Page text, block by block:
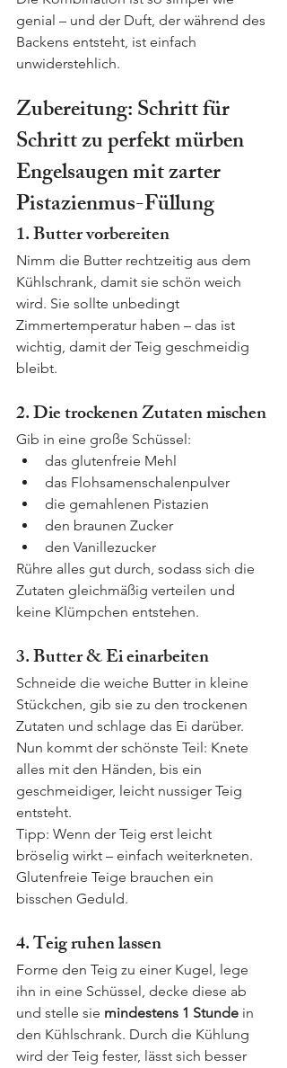
genial – und der Duft, der während des
Backens entsteht, ist einfach
unwiderstehlich.
Zubereitung: Schritt für
Schritt zu perfekt mürben
Engelsaugen mit zarter
Pistazienmus-Füllung
1. Butter vorbereiten
Nimm die Butter rechtzeitig aus dem
Kühlschrank, damit sie schön weich
wird. Sie sollte unbedingt
Zimmertemperatur haben – das ist
wichtig, damit der Teig geschmeidig
bleibt.
2. Die trockenen Zutaten mischen
Gib in eine große Schüssel:
das glutenfreie Mehl
das Flohsamenschalenpulver
die gemahlenen Pistazien
den braunen Zucker
den Vanillezucker
Rühre alles gut durch, sodass sich die
Zutaten gleichmäßig verteilen und
keine Klümpchen entstehen.
3. Butter & Ei einarbeiten
Schneide die weiche Butter in kleine
Stückchen, gib sie zu den trockenen
Zutaten und schlage das Ei darüber.
Nun kommt der schönste Teil: Knete
alles mit den Händen, bis ein
geschmeidiger, leicht nussiger Teig
entsteht.
Tipp: Wenn der Teig erst leicht
bröselig wirkt – einfach weiterkneten.
Glutenfreie Teige brauchen ein
bisschen Geduld.
4. Teig ruhen lassen
Forme den Teig zu einer Kugel, lege
ihn in eine Schüssel, decke diese ab
und stelle sie mindestens 1 Stunde in
den Kühlschrank. Durch die Kühlung
wird der Teig fester, lässt sich besser